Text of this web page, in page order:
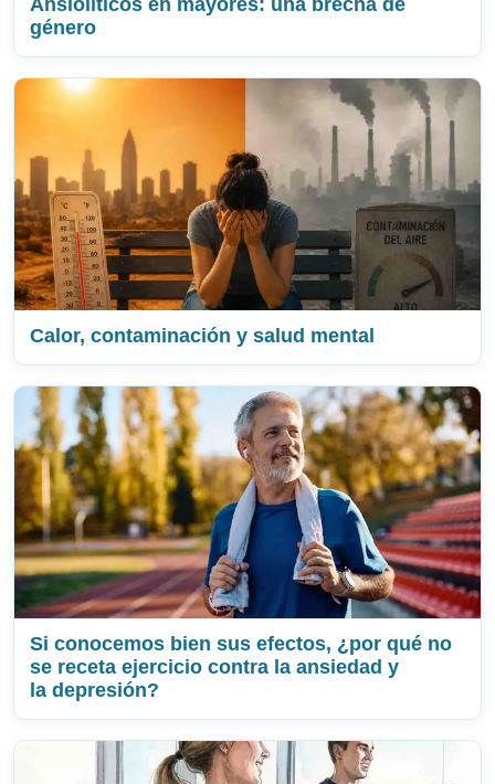
Ansiolíticos en mayores: una brecha de
género
Calor, contaminación y salud mental
Si conocemos bien sus efectos, ¿por qué no
se receta ejercicio contra la ansiedad y
la depresión?